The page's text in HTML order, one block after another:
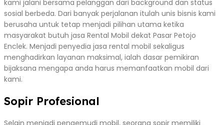
kami jalani bersama pelanggan dari background dan status
sosial berbeda. Dari banyak perjalanan itulah unis bisnis kami
berusaha untuk tetap menjadi pilihan utama ketika
masyarakat butuh jasa Rental Mobil dekat Pasar Petojo
Enclek. Menjadi penyedia jasa rental mobil sekaligus
menghadirkan layanan maksimal, ialah dasar pemikiran
bijaksana mengapa anda harus memanfaatkan mobil dari
kami.
Sopir Profesional
Selain menjadi pengemudi mobil, seorang sopir memiliki